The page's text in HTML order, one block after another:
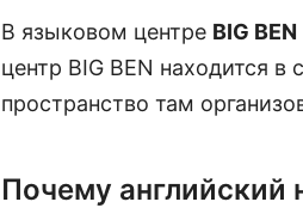
В языковом центре BIG BEN
центр BIG BEN находится
пространство там
Почему